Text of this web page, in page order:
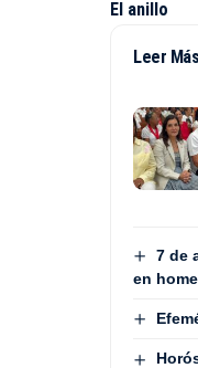
El anillo
Leer Más
7 de
en